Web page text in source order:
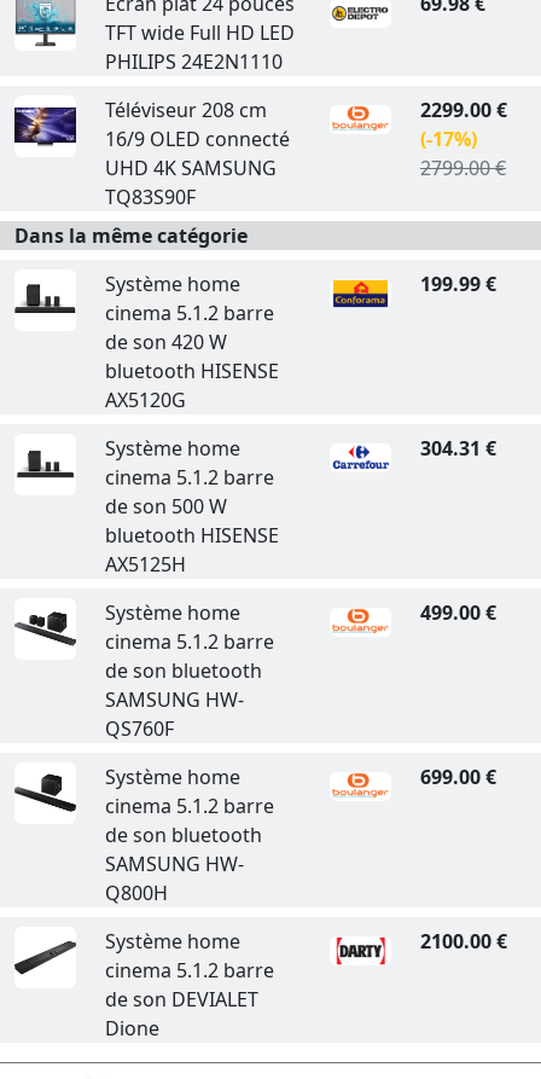
TFT wide Full HD LED
PHILIPS 24E2N1110
Téléviseur 208 cm
16/9 OLED connecté
UHD 4K SAMSUNG
TQ83S90F
2299.00 €
(-17%)
2799.00 €
Dans la même catégorie
Système home
cinema 5.1.2 barre
de son 420 W
bluetooth HISENSE
AX5120G
199.99 €
Système home
cinema 5.1.2 barre
de son 500 W
bluetooth HISENSE
AX5125H
304.31 €
Système home
cinema 5.1.2 barre
de son bluetooth
SAMSUNG HW-
QS760F
499.00 €
Système home
cinema 5.1.2 barre
de son bluetooth
SAMSUNG HW-
Q800H
699.00 €
Système home
cinema 5.1.2 barre
de son DEVIALET
Dione
2100.00 €